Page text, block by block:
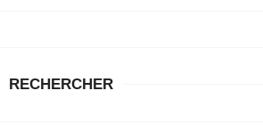
RECHERCHER